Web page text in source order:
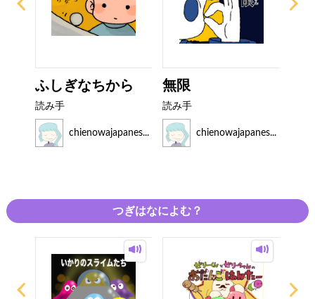
ふしぎなちから
読み手
chienowajapanes...
無限
読み手
chienowajapanes...
つぎはなによむ？